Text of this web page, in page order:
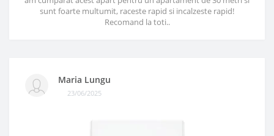
sunt foarte multumit, raceste rapid si incalzeste rapid!
Recomand la toti..
Maria Lungu
23/06/2025